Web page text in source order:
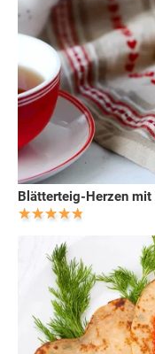
Blätterteig-Herzen mit